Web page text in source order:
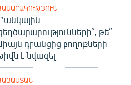
թե՞
դրանցից բողոքների
է նվազել